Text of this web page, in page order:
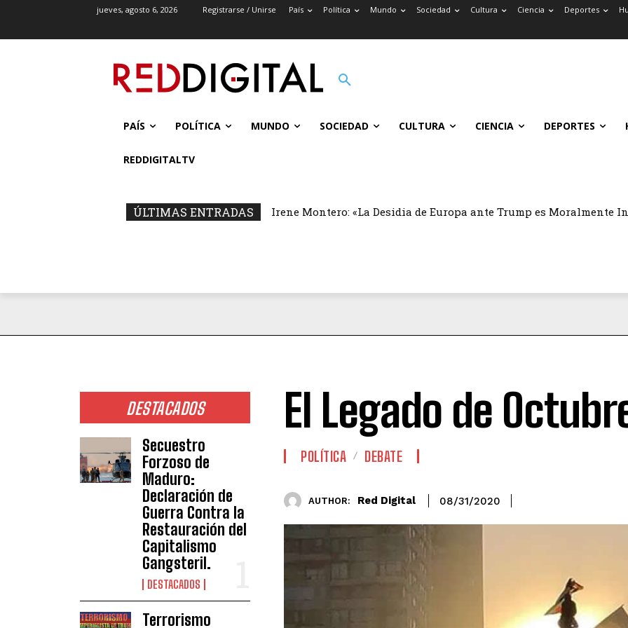
jueves, agosto 6, 2026 Registrarse / Unirse País Política Mundo Sociedad Cultura Ciencia Deportes
PAÍS POLÍTICA MUNDO SOCIEDAD CULTURA CIENCIA DEPORTES
REDDIGITALTV
ÚLTIMAS ENTRADAS Irene Montero: «La Desidia de Europa ante Trump es Moralmente
DESTACADOS
Secuestro
Forzoso de
Maduro:
Declaración de
Guerra Contra la
Restauración del
Capitalismo
Gangsteril.
DESTACADOS
Terrorismo
El Legado de
POLÍTICA DEBATE
AUTHOR: Red Digital 08/31/2020